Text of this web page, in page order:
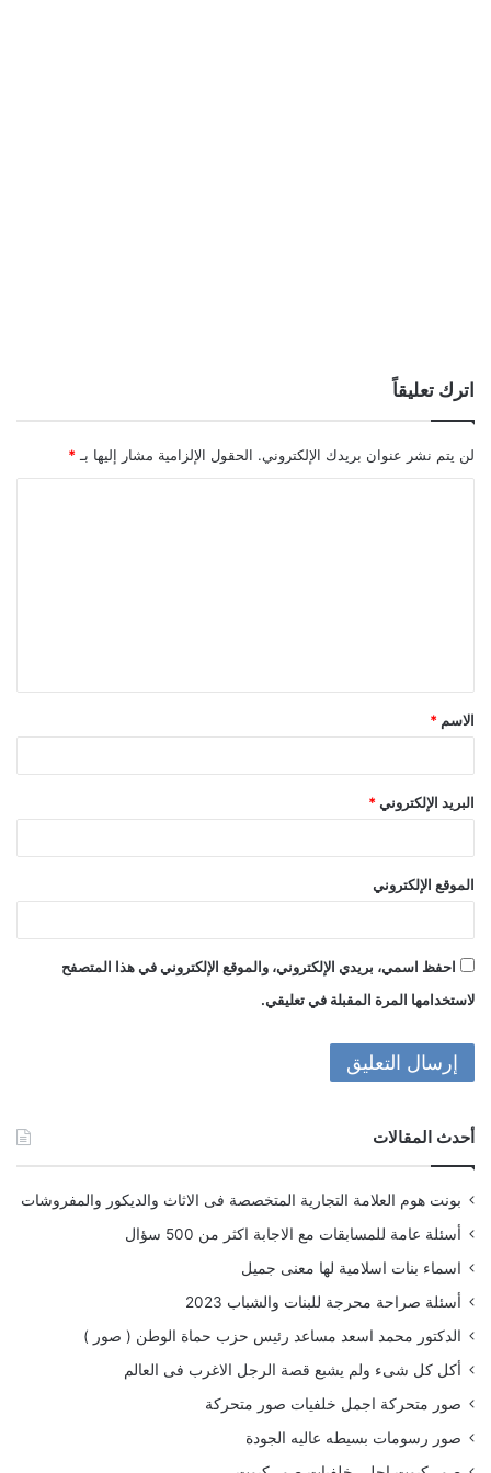
اترك تعليقاً
لن يتم نشر عنوان بريدك الإلكتروني. الحقول الإلزامية مشار إليها بـ *
ق
*
الاسم *
البريد الإلكتروني *
الموقع الإلكتروني
احفظ اسمي، بريدي الإلكتروني، والموقع الإلكتروني في هذا المتصفح
لاستخدامها المرة المقبلة في تعليقي.
أحدث المقالات
بونت هوم العلامة التجارية المتخصصة فى الاثاث والديكور والمفروشات
أسئلة عامة للمسابقات مع الاجابة اكثر من 500 سؤال
اسماء بنات اسلامية لها معنى جميل
أسئلة صراحة محرجة للبنات والشباب 2023
الدكتور محمد اسعد مساعد رئيس حزب حماة الوطن ( صور )
أكل كل شىء ولم يشبع قصة الرجل الاغرب فى العالم
صور متحركة اجمل خلفيات صور متحركة
صور رسومات بسيطه عاليه الجودة